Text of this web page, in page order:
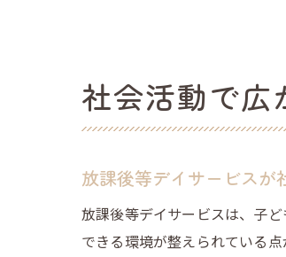
社会活動で広
放課後等デイサービスが
放課後等デイサービスは、子
できる環境が整えられている